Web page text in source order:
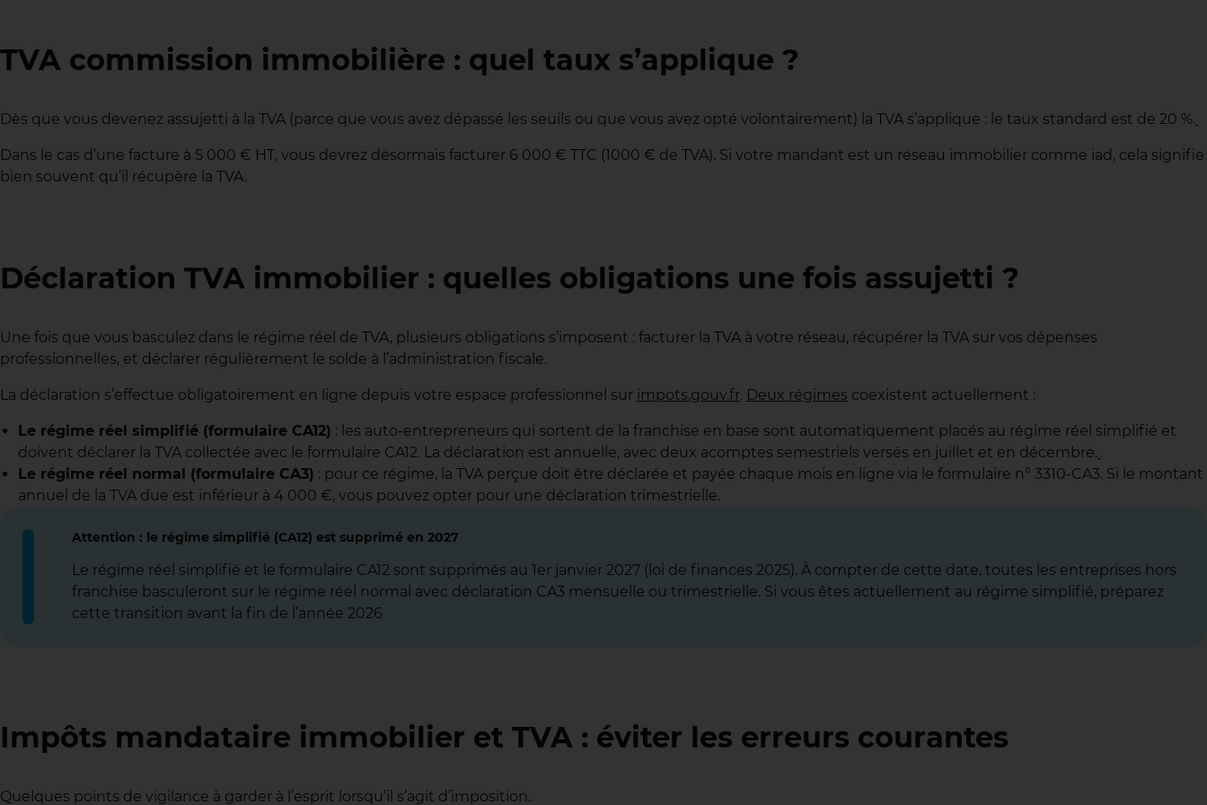
TVA commission immobilière : quel taux s’applique ?
Dès que vous devenez assujetti à la TVA (parce que vous avez dépassé les seuils ou que vous avez opté volontairement) la TVA s’applique : le taux standard est de 20 %.
Dans le cas d’une facture à 5 000 € HT, vous devrez désormais facturer 6 000 € TTC (1000 € de TVA). Si votre mandant est un réseau immobilier comme iad, cela signifie
bien souvent qu’il récupère la TVA.
Déclaration TVA immobilier : quelles obligations une fois assujetti ?
Une fois que vous basculez dans le régime réel de TVA, plusieurs obligations s’imposent : facturer la TVA à votre réseau, récupérer la TVA sur vos dépenses
professionnelles, et déclarer régulièrement le solde à l’administration fiscale.
La déclaration s’effectue obligatoirement en ligne depuis votre espace professionnel sur impots.gouv.fr. Deux régimes coexistent actuellement :
Le régime réel simplifié (formulaire CA12) : les auto-entrepreneurs qui sortent de la franchise en base sont automatiquement placés au régime réel simplifié et
doivent déclarer la TVA collectée avec le formulaire CA12. La déclaration est annuelle, avec deux acomptes semestriels versés en juillet et en décembre.
Le régime réel normal (formulaire CA3) : pour ce régime, la TVA perçue doit être déclarée et payée chaque mois en ligne via le formulaire n° 3310-CA3. Si le montant
annuel de la TVA due est inférieur à 4 000 €, vous pouvez opter pour une déclaration trimestrielle.
Attention : le régime simplifié (CA12) est supprimé en 2027
Le régime réel simplifié et le formulaire CA12 sont supprimés au 1er janvier 2027 (loi de finances 2025). À compter de cette date, toutes les entreprises hors
franchise basculeront sur le régime réel normal avec déclaration CA3 mensuelle ou trimestrielle. Si vous êtes actuellement au régime simplifié, préparez
cette transition avant la fin de l’année 2026
Impôts mandataire immobilier et TVA : éviter les erreurs courantes
Quelques points de vigilance à garder à l’esprit lorsqu’il s’agit d’imposition.